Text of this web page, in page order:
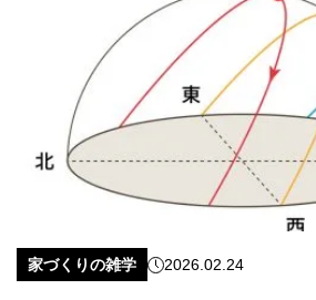
家づくりの雑学 2026.02.24